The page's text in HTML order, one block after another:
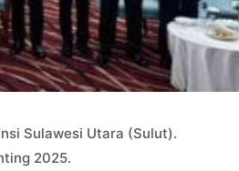
Sulawesi Utara (Sulut).
2025.